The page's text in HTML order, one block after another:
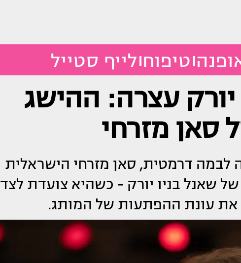
טיפוח לייף סטייל
עצרה: ההישג
סאן מזרחי
דרמטית, סאן מזרחי הישראלית
בלטה בתצוגת Métiers d’art של שאנל בניו יורק - כשהיא צועדת לצד
את עונת ההפתעות של המותג.